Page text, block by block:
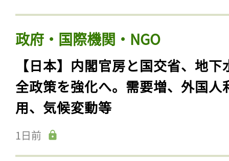
政府・国際機関・NGO
【日本】内閣官房と国交省、地下
全政策を強化へ。需要増、外国人
用、気候変動等
1日前